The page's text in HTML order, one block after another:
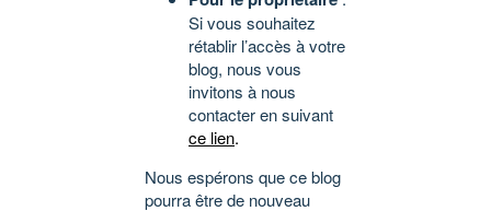
Si vous souhaitez
rétablir l’accès à votre
blog, nous vous
invitons à nous
contacter en suivant
ce lien.
Nous espérons que ce blog
pourra être de nouveau